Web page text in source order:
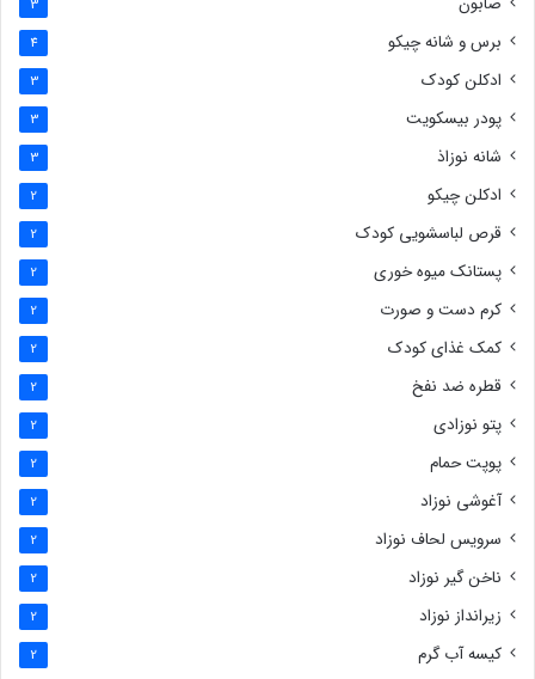
3
برس و شانه چیکو 4
ادکلن کودک 3
پودر بیسکویت 3
شانه نوزاذ 3
ادکلن چیکو 2
قرص لباسشویی کودک 2
پستانک میوه خوری 2
کرم دست و صورت 2
کمک غذای کودک 2
قطره ضد نفخ 2
پتو نوزادی 2
پوپت حمام 2
آغوشی نوزاد 2
سرویس لحاف نوزاد 2
ناخن گیر نوزاد 2
زیرانداز نوزاد 2
کیسه آب گرم 2